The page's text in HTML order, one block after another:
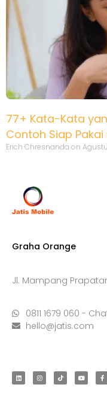
77+ Kata-Kata
Contoh Siap
Erich Chresnanda
Graha Orange
Jl. Mampang
0811 1679 060 -
hello@jatis.com